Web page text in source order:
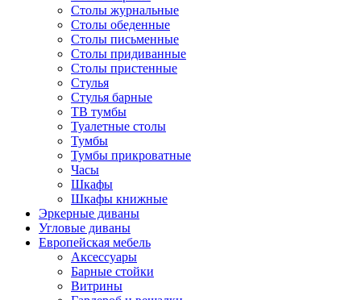
Столы журнальные
Столы обеденные
Столы письменные
Столы придиванные
Столы пристенные
Стулья
Стулья барные
ТВ тумбы
Туалетные столы
Тумбы
Тумбы прикроватные
Часы
Шкафы
Шкафы книжные
Эркерные диваны
Угловые диваны
Европейская мебель
Аксессуары
Барные стойки
Витрины